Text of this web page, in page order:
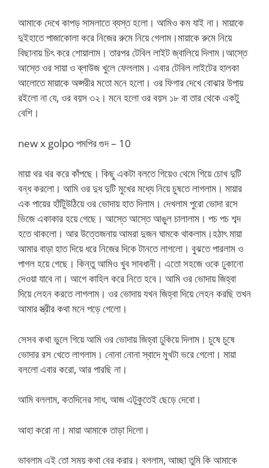
আমাকে দেখে কাপড় সামলাতে ব্যস্ত হলো। আমিও কম যাই না। মায়াকে
দুইহাতে পাজাকোলা করে নিজের রুমে নিয়ে গেলাম।মায়াকে রুমে নিয়ে
বিছানায় চিৎ করে শোয়ালাম। তারপর টেবিল লাইট জ্বালিয়ে দিলাম।আস্তে
আস্তে ওর সায়া ও ব্লাউজ খুলে ফেললাম। এবার টেবিল লাইটের হালকা
আলোতে মায়াকে অপ্সরীর মতো মনে হলো। ওর ফিগার দেখে বোঝার উপায়
রইলো না যে, ওর বয়স ৩২। মনে হলো ওর বয়স ১৮ বা তার থেকে একটু
বেশি।
new x golpo পমপির গুদ – 10
মায়া থর থর করে কাঁপছে। কিছু একটা বলতে গিয়েও থেমে গিয়ে চোখ দুটি
বন্ধ করলো। আমি ওর দুধ দুটি মুখের মধ্যে নিয়ে চুষতে লাগলাম। মায়ার
এক পায়ের হাঁটুিউঠিয়ে ওর ভোদায় হাত দিলাম। দেখলাম পুরো ভোদা রসে
ভিজে একাকার হয়ে গেছে। আস্তে আস্তে আঙুল চালালাম। পচ পচ শব্দ
হতে থাকলো। আর উত্তেজনায় আমরা দুজন ঘামকে থাকলাম।হঠাৎ মায়া
আমার বাড়া হাত দিয়ে ধরে নিজের দিকে টানতে লাগলো। বুঝতে পারলাম ও
পাগল হয়ে গেছে। কিন্তু আমিও খুব সাবধানী। এতো সহজে ওকে ঢুকানো
দেওয়া যাবে না। আগে কাহিল করে নিতে হবে। আমি ওর ভোদায় জিহ্বা
দিয়ে লেহন করতে লাগলাম। ওর ভোদায় যখন জিহ্বা দিয়ে লেহন করছি তখন
আমার স্ত্রীর কথা মনে পড়ে গেলো।
সেসব কথা ভুলে গিয়ে আমি ওর ভোদায় জিহ্বা ঢুকিয়ে দিলাম। চুষে চুষে
ভোদার রস খেতে লাগলাম। নোনা নোনা স্বাদে মুখটা ভরে গেলো। মায়া
বললো এবার করো, আর পারছি না।
আমি বললাম, কতদিনের সাধ, আজ এটুকুতেই ছেড়ে দেবো।
আহা করো না। মায়া আমাকে তাড়া দিলো।
ভাবলাম এই তো সময় কথা বের করার। বললাম, আচ্ছা তুমি কি আমাকে